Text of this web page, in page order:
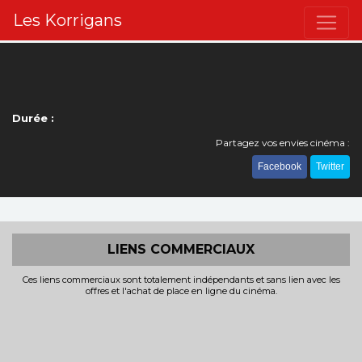
Les Korrigans
Durée :
Partagez vos envies cinéma :
Facebook Twitter
LIENS COMMERCIAUX
Ces liens commerciaux sont totalement indépendants et sans lien avec les
offres et l'achat de place en ligne du cinéma.